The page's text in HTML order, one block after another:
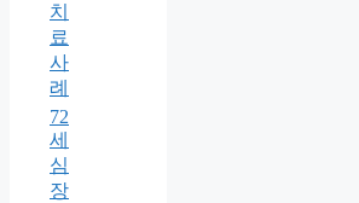
치
료
사
례
72
세
심
장